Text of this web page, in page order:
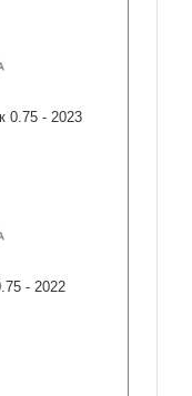
0.75 - 2023
- 2022